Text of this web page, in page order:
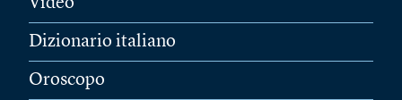
Video
Dizionario italiano
Oroscopo